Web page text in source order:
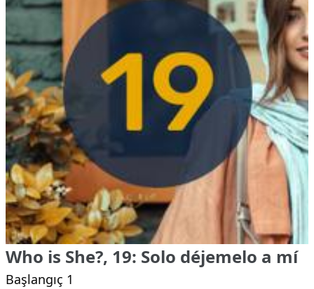
Who is She?, 19: Solo déjemelo a mí
Başlangıç 1